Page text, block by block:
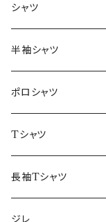
～44/S
46/M
48/L
50/XL～
シャツ
～44/S
46/M
48/L
50/XL～
半袖シャツ
～44/S
46/M
48/L
50/XL～
ポロシャツ
～44/S
46/M
48/L
Tシャツ
～44/S
46/M
長袖Tシャツ
～44/S
ジレ